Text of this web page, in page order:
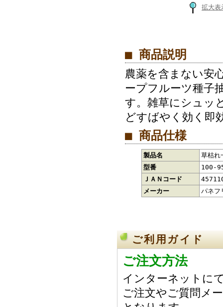
拡大表
■ 商品説明
農薬を含まない安
ープフルーツ種子
す。雑草にシュッ
どすばやく効く即
■ 商品仕様
製品名
草枯れ
型番
100-
ＪＡＮコード
メーカー
パネフ
ご利用ガイド
ご注文方法
インターネットに
ご注文やご質問メ